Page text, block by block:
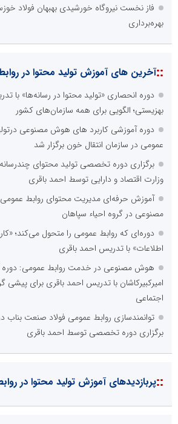
فاز نخست نیروگاه خورشیدی بهبهان فولاد
بهره‌برداری
::آخرین های آموزش تولید محتوا در
دوره انحصاری «تولید محتوا در رسانه‌ها» با
بهزیستی؛ الگویی برای همه سازمان‌های کشور
دوره آموزشی کاربرد های هوش مصنوعی
عمومی در سازمان انتقال خون برگزار شد
برگزاری دوره تخصصی تولید محتوای
وزارت اقتصاد و دارایی توسط احمد باقری
آموزش حرفه‌ای مدیریت محتوای روابط
مصنوعی در گروه احیاء سپاهان
دوره‌ای که روابط عمومی را متحول می‌کند؛
اطلاعات» با تدریس احمد باقری
هوش مصنوعی در خدمت روابط عمومی: دوره
امیرکبیرکاشان با تدریس احمد باقری برای پیشی
اجتماعی
توانمندسازی روابط عمومی فولاد صنعت بناب
برگزاری دوره تخصصی توسط احمد باقری
::پربازدیدهای آموزش تولید محتوا در